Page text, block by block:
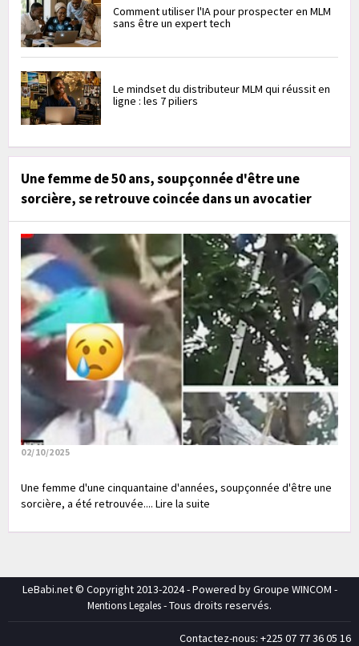
Comment utiliser l'IA pour prospecter en MLM
sans être un expert tech
Le mindset du distributeur MLM qui réussit en
ligne : les 7 piliers
Une femme de 50 ans, soupçonnée d'être une
sorcière, se retrouve coincée dans un avocatier
02/10/2025
Une femme d'une cinquantaine d'années, soupçonnée d'être une
sorcière, a été retrouvée.... Lire la suite
LeBabi.net © Copyright 2013-2024 - Powered by Groupe WINCOM -
Mentions Legales- Tous droits reservés.
Contactez-nous: +225 07 77 36 05 16